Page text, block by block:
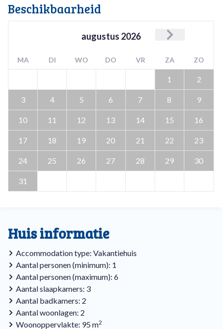
Beschikbaarheid
augustus 2026
MA DI WO DO VR ZA ZO
1 2
3 4 5 6 7 8 9
10 11 12 13 14 15 16
17 18 19 20 21 22 23
24 25 26 27 28 29 30
31
Huis informatie
Accommodation type: Vakantiehuis
Aantal personen (minimum): 1
Aantal personen (maximum): 6
Aantal slaapkamers: 3
Aantal badkamers: 2
Aantal woonlagen: 2
Woonoppervlakte: 95 m2